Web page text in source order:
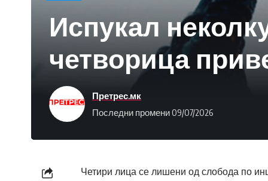
Испукал
четворица
Последни промени 09/07/2026
Претрес.мк
Четири лица се лишени од слобода по